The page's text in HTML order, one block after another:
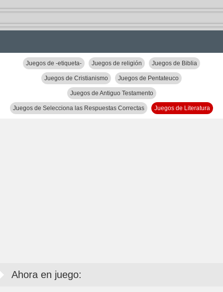
Juegos de -etiqueta- Juegos de religión Juegos de Biblia
Juegos de Cristianismo Juegos de Pentateuco
Juegos de Antiguo Testamento
Juegos de Selecciona las Respuestas Correctas Juegos de Literatura
Ahora en juego: